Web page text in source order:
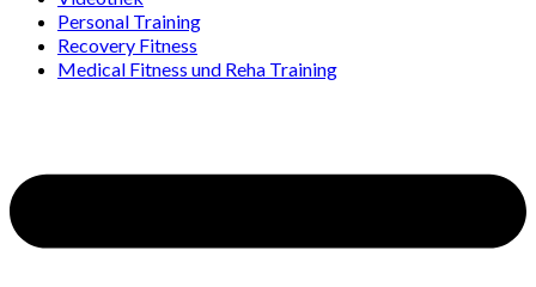
Personal Training
Recovery Fitness
Medical Fitness und Reha Training